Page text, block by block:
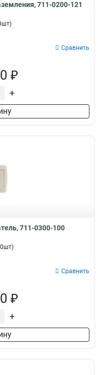
711-0200-121
Сравнить
₽
+
711-0300-100
Сравнить
₽
+